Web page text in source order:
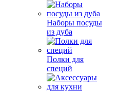
Наборы посуды
из дуба
Полки для
специй